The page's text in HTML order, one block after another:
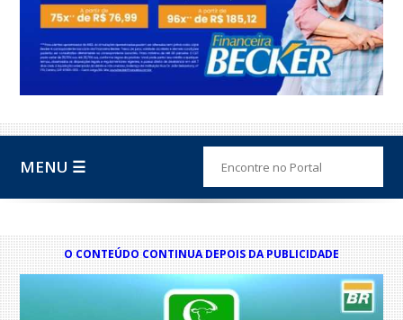
MENU ☰
O CONTEÚDO CONTINUA DEPOIS DA PUBLICIDADE